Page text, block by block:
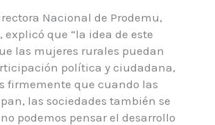
Nacional de Prodemu,
que “la idea de este
las mujeres rurales puedan
política y ciudadana,
firmemente que cuando las
las sociedades también se
podemos pensar el desarrollo